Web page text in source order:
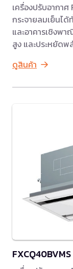
เครื่องปรับอากา
กระจายลมเย็นได้
และอาคารเชิงพ
สูง และประหยัดพ
ดูสินค้า